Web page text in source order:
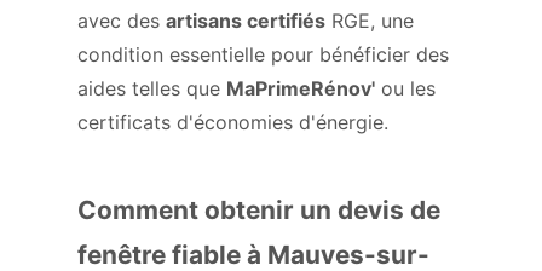
avec des artisans certifiés RGE, une
condition essentielle pour bénéficier des
aides telles que MaPrimeRénov' ou les
certificats d'économies d'énergie.
Comment obtenir un devis de
fenêtre fiable à Mauves-sur-